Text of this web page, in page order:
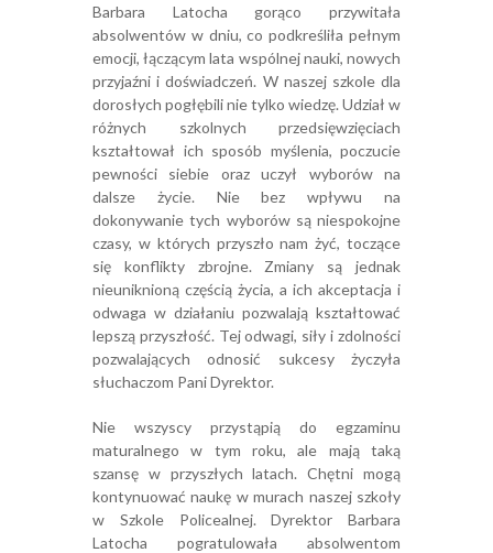
Barbara Latocha gorąco przywitała
absolwentów w dniu, co podkreśliła pełnym
emocji, łączącym lata wspólnej nauki, nowych
przyjaźni i doświadczeń. W naszej szkole dla
dorosłych pogłębili nie tylko wiedzę. Udział w
różnych szkolnych przedsięwzięciach
kształtował ich sposób myślenia, poczucie
pewności siebie oraz uczył wyborów na
dalsze życie. Nie bez wpływu na
dokonywanie tych wyborów są niespokojne
czasy, w których przyszło nam żyć, toczące
się konflikty zbrojne. Zmiany są jednak
nieuniknioną częścią życia, a ich akceptacja i
odwaga w działaniu pozwalają kształtować
lepszą przyszłość. Tej odwagi, siły i zdolności
pozwalających odnosić sukcesy życzyła
słuchaczom Pani Dyrektor.
Nie wszyscy przystąpią do egzaminu
maturalnego w tym roku, ale mają taką
szansę w przyszłych latach. Chętni mogą
kontynuować naukę w murach naszej szkoły
w Szkole Policealnej. Dyrektor Barbara
Latocha pogratulowała absolwentom